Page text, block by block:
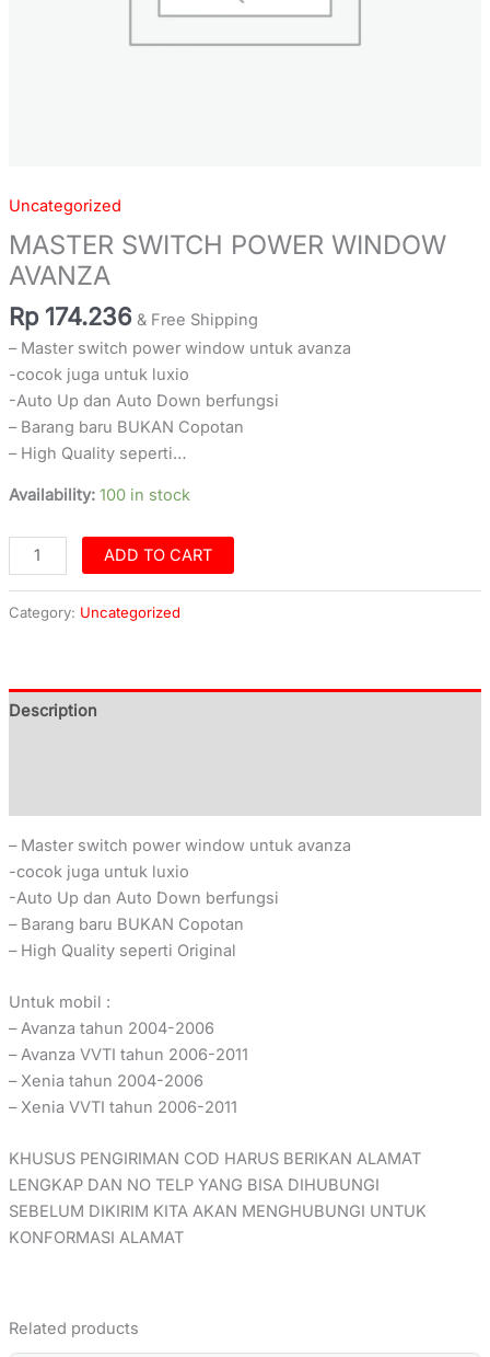
Uncategorized
MASTER SWITCH POWER WINDOW
AVANZA
Rp 174.236 & Free Shipping
– Master switch power window untuk avanza
-cocok juga untuk luxio
-Auto Up dan Auto Down berfungsi
– Barang baru BUKAN Copotan
– High Quality seperti…
Availability: 100 in stock
ADD TO CART
Category: Uncategorized
Description
– Master switch power window untuk avanza
-cocok juga untuk luxio
-Auto Up dan Auto Down berfungsi
– Barang baru BUKAN Copotan
– High Quality seperti Original
Untuk mobil :
– Avanza tahun 2004-2006
– Avanza VVTI tahun 2006-2011
– Xenia tahun 2004-2006
– Xenia VVTI tahun 2006-2011
KHUSUS PENGIRIMAN COD HARUS BERIKAN ALAMAT
LENGKAP DAN NO TELP YANG BISA DIHUBUNGI
SEBELUM DIKIRIM KITA AKAN MENGHUBUNGI UNTUK
KONFORMASI ALAMAT
Related products